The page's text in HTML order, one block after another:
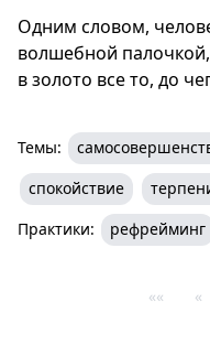
Одним словом,
волшебной
в золото все то, до
Темы:
спокойствие
Практики:
рефрейминг
«« «